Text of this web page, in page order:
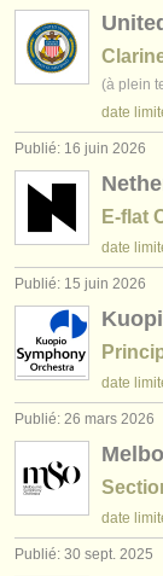
(à plein
date
Publié: 16 juin 2026
E-flat
date
Publié: 15 juin 2026
date
Publié: 26 mars 2026
date
Publié: 30 sept. 2025